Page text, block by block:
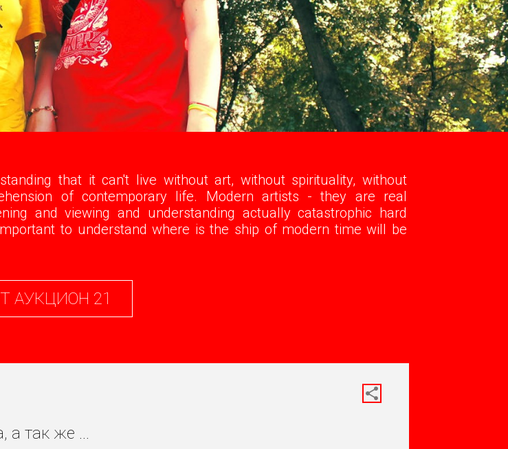
that it can't live without art, without spirituality, without
of contemporary life. Modern artists - they are real
and viewing and understanding actually catastrophic hard
to understand where is the ship of modern time will be
АУКЦИОН 21
а так же ...